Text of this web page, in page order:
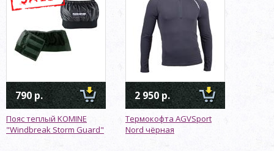
790 р.
Пояс теплый KOMINE
"Windbreak Storm Guard"
2 950 р.
Термокофта AGVSport
Nord чёрная